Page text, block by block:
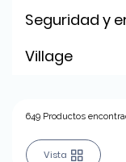
Seguridad y
Village
649 Productos
Vista